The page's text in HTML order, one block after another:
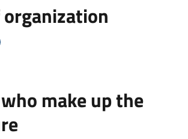
organization
make up the